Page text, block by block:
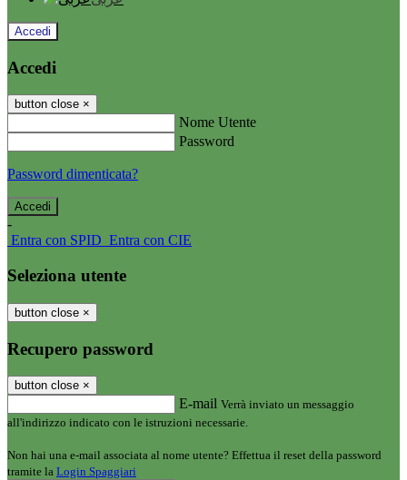
Accedi
Accedi
button close ×
Nome Utente
Password
Password dimenticata?
-
Entra con SPID Entra con CIE
Seleziona utente
button close ×
Recupero password
button close ×
E-mail Verrà inviato un messaggio
all'indirizzo indicato con le istruzioni necessarie.
Non hai una e-mail associata al nome utente? Effettua il reset della password
tramite la Login Spaggiari